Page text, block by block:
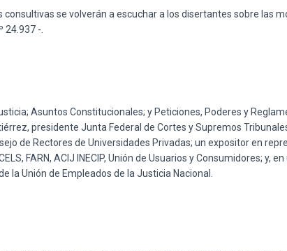
consultivas se volverán a escuchar a los disertantes sobre las
24.937 -.
Asuntos Constitucionales; y Peticiones, Poderes y
presidente Junta Federal de Cortes y Supremos
de Rectores de Universidades Privadas; un expositor en
FARN, ACIJ INECIP, Unión de Usuarios y Consumidores; y,
la Unión de Empleados de la Justicia Nacional.